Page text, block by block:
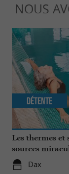
NOUS
Les thermes et
sources
bien-être
Dax
Détente